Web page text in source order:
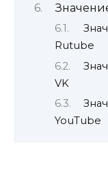
Rutube
VK
YouTube